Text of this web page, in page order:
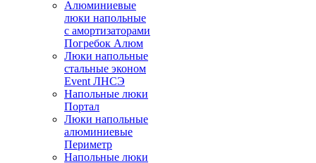
Алюминиевые
люки напольные
с амортизаторами
Погребок Алюм
Люки напольные
стальные эконом
Event ЛНСЭ
Напольные люки
Портал
Люки напольные
алюминиевые
Периметр
Напольные люки